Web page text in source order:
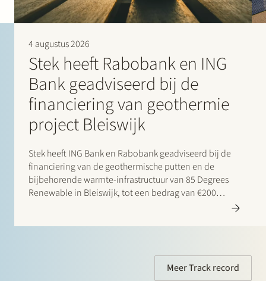
4 augustus 2026
Stek heeft Rabobank en ING
Bank geadviseerd bij de
financiering van geothermie
project Bleiswijk
Stek heeft ING Bank en Rabobank geadviseerd bij de
financiering van de geothermische putten en de
bijbehorende warmte-infrastructuur van 85 Degrees
Renewable in Bleiswijk, tot een bedrag van €200
Meer Track record